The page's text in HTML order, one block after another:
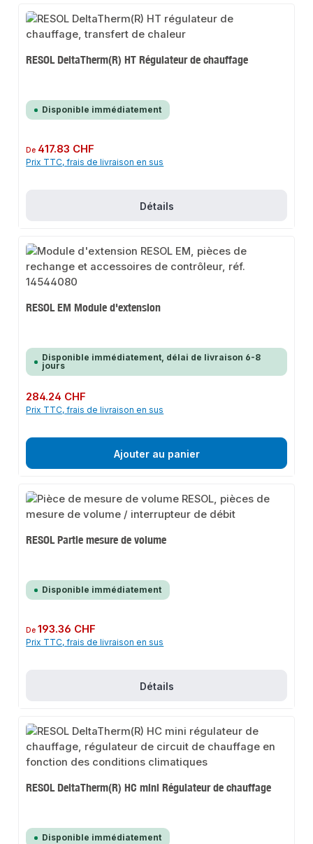
RESOL DeltaTherm(R) HT Régulateur de chauffage
Disponible immédiatement
Prix régulier :
De 417.83 CHF
Prix TTC, frais de livraison en sus
Détails
RESOL EM Module d'extension
Disponible immédiatement, délai de livraison 6-8
jours
Prix régulier :
284.24 CHF
Prix TTC, frais de livraison en sus
Ajouter au panier
RESOL Partie mesure de volume
Disponible immédiatement
Prix régulier :
De193.36 CHF
Prix TTC, frais de livraison en sus
Détails
RESOL DeltaTherm(R) HC mini Régulateur de chauffage
Disponible immédiatement